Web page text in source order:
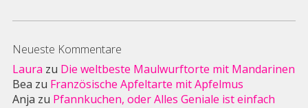
Neueste Kommentare
Laura zu Die weltbeste Maulwurftorte mit Mandarinen
Bea zu Französische Apfeltarte mit Apfelmus
Anja zu Pfannkuchen, oder Alles Geniale ist einfach